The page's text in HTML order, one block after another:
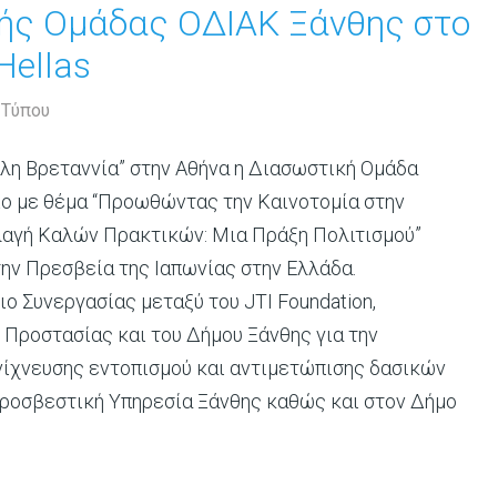
Ομάδας ΟΔΙΑΚ Ξάνθης στο
Βρεταννία” στην Αθήνα η Διασωστική Ομάδα
με θέμα “Προωθώντας την Καινοτομία στην
Καλών Πρακτικών: Μια Πράξη Πολιτισμού”
Πρεσβεία της Ιαπωνίας στην Ελλάδα.
Συνεργασίας μεταξύ του JTI Foundation,
και του Δήμου Ξάνθης για την
εντοπισμού και αντιμετώπισης δασικών
Υπηρεσία Ξάνθης καθώς και στον Δήμο